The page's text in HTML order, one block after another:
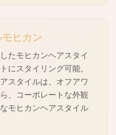
ヒカン
たモヒカンヘアスタイ
にスタイリング可能。
スタイルは、オフアワ
、コーポレートな外観
モヒカンヘアスタイル